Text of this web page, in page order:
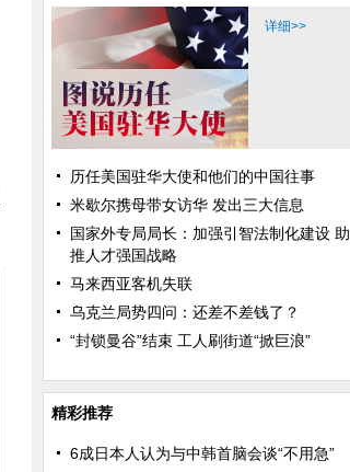
详细>>
历任美国驻华大使和他们的中国往事
米歇尔携母带女访华 发出三大信息
国家外专局局长：加强引智法制化建设 助
推人才强国战略
马来西亚客机失联
乌克兰局势四问：还差不差钱了？
“封锁曼谷”结束 工人刷街道“掀巨浪”
精彩推荐
6成日本人认为与中韩首脑会谈“不用急”